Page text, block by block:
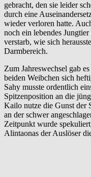
gebracht, den sie leider
durch eine
wieder verloren hatte.
noch ein lebendes
verstarb, wie sich
Darmbereich.
Zum Jahreswechsel gab
beiden Weibchen sich
Sahy musste ordentlich
Spitzenposition an die
Kailo nutze die Gunst der
an der schwer
Zeitpunkt wurde
Alintaonas der Auslöser